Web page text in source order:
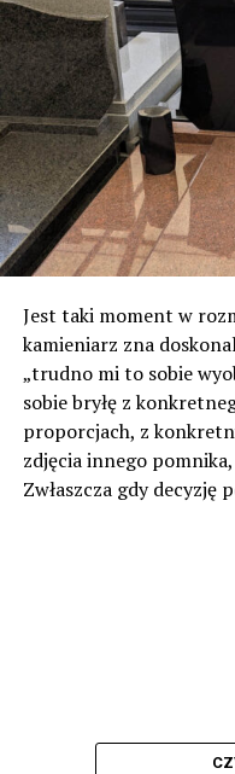
Jest taki moment w
kamieniarz zna
„trudno mi to sobie
sobie bryłę z
proporcjach, z
zdjęcia innego
Zwłaszcza gdy decyzję